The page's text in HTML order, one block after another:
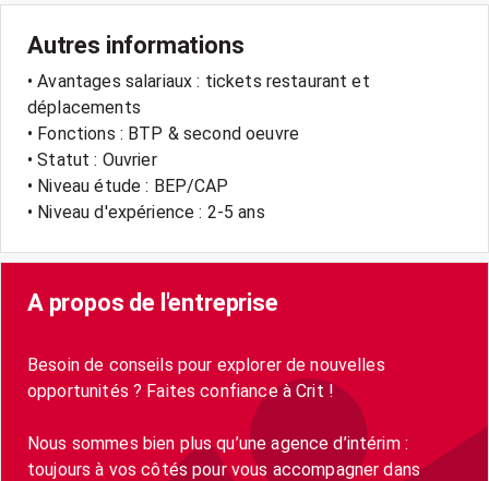
Autres informations
• Avantages salariaux : tickets restaurant et
déplacements
• Fonctions : BTP & second oeuvre
• Statut : Ouvrier
• Niveau étude : BEP/CAP
• Niveau d'expérience : 2-5 ans
A propos de l'entreprise
Besoin de conseils pour explorer de nouvelles
opportunités ? Faites confiance à Crit !
Nous sommes bien plus qu’une agence d’intérim :
toujours à vos côtés pour vous accompagner dans